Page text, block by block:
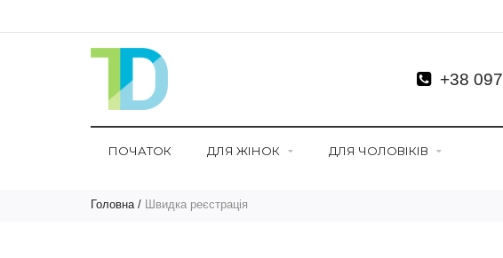
+38 097
ПОЧАТОК ДЛЯ ЖІНОК ДЛЯ ЧОЛОВІКІВ
Головна Швидка реєстрація